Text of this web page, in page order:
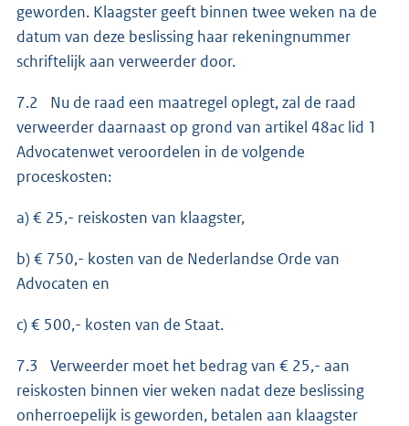
geworden. Klaagster geeft binnen twee weken na de
datum van deze beslissing haar rekeningnummer
schriftelijk aan verweerder door.
7.2 Nu de raad een maatregel oplegt, zal de raad
verweerder daarnaast op grond van artikel 48ac lid 1
Advocatenwet veroordelen in de volgende
proceskosten:
a) € 25,- reiskosten van klaagster,
b) € 750,- kosten van de Nederlandse Orde van
Advocaten en
c) € 500,- kosten van de Staat.
7.3 Verweerder moet het bedrag van € 25,- aan
reiskosten binnen vier weken nadat deze beslissing
onherroepelijk is geworden, betalen aan klaagster